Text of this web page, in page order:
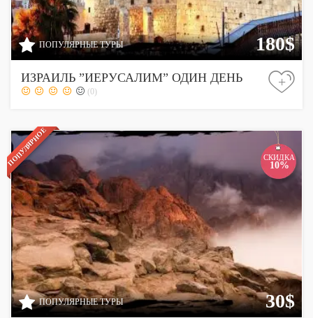
ПОПУЛЯРНЫЕ ТУРЫ 180$
ИЗРАИЛЬ ”ИЕРУСАЛИМ” ОДИН ДЕНЬ
(0)
+
ПОПУЛЯРНОЕ СКИДКА
10%
ПОПУЛЯРНЫЕ ТУРЫ 30$